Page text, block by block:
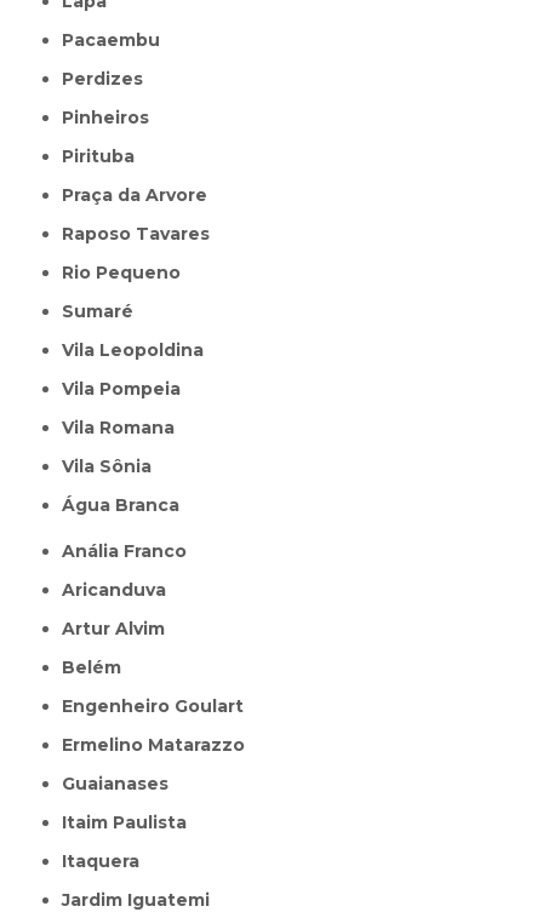
Pacaembu
Perdizes
Pinheiros
Pirituba
Praça da Arvore
Raposo Tavares
Rio Pequeno
Sumaré
Vila Leopoldina
Vila Pompeia
Vila Romana
Vila Sônia
Água Branca
Anália Franco
Aricanduva
Artur Alvim
Belém
Engenheiro Goulart
Ermelino Matarazzo
Guaianases
Itaim Paulista
Itaquera
Jardim Iguatemi